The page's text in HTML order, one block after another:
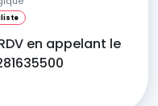
en appelant le